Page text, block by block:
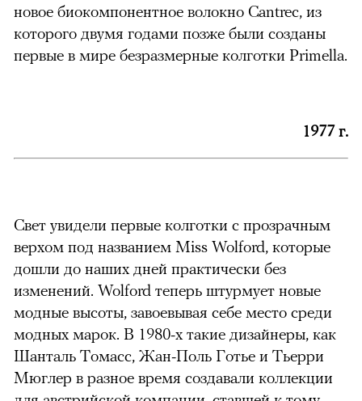
новое биокомпонентное волокно Cantrec, из
которого двумя годами позже были созданы
первые в мире безразмерные колготки Primella.
1977 г.
Свет увидели первые колготки с прозрачным
верхом под названием Miss Wolford, которые
дошли до наших дней практически без
изменений. Wolford теперь штурмует новые
модные высоты, завоевывая себе место среди
модных марок. В 1980-х такие дизайнеры, как
Шанталь Томасс, Жан-Поль Готье и Тьерри
Мюглер в разное время создавали коллекции